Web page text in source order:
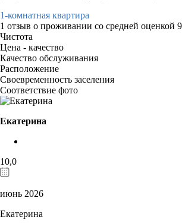
1-комнатная квартира
1 отзыв о проживании со средней оценкой
Чистота
Цена - качество
Качество обслуживания
Расположение
Своевременность заселения
Соответствие фото
Екатерина
10,0
июнь 2026
Екатерина